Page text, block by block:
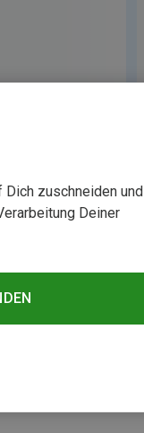
zuschneiden und
Deiner